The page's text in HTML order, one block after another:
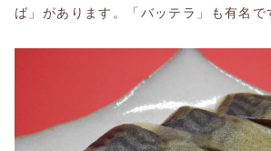
ば」があります。「バッテラ」も有名で